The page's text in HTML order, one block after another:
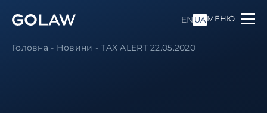
EN UAМЕНЮ
Головна - Новини -TAX ALERT 22.05.2020